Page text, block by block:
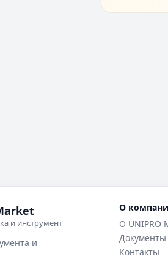
и инструмент
и
О
О UNIPRO
Документы
Контакты